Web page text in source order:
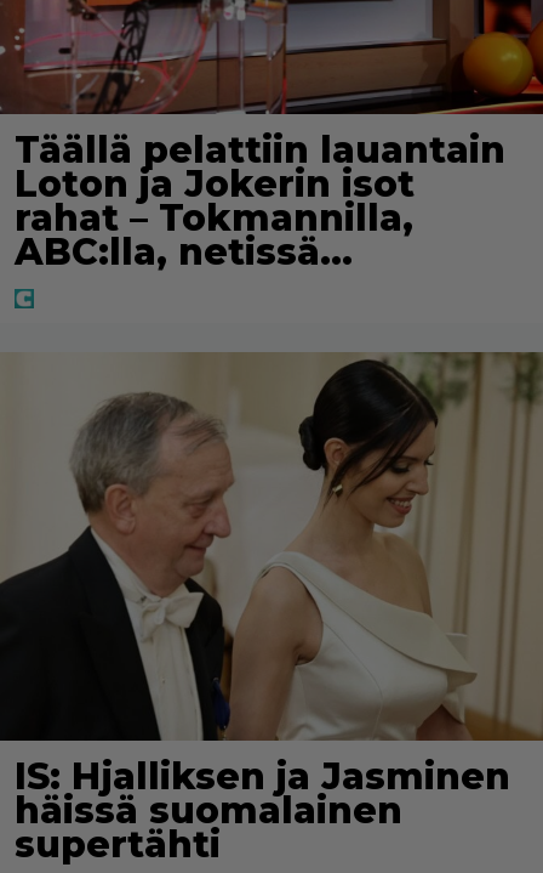
Täällä pelattiin lauantain
Loton ja Jokerin isot
rahat – Tokmannilla,
ABC:lla, netissä…
IS: Hjalliksen ja Jasminen
häissä suomalainen
supertähti